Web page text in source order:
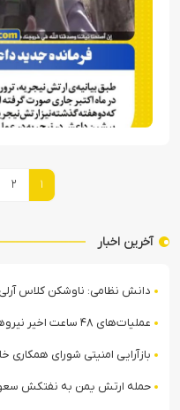
۱ ۲
آخرین اخبار
دانش نظامی: ناوشکن کلاس
عملیات‌های ۴۸ ساعت اخیر نیروهای مسلح یمن علیه ائتلاف سعودی + ویدیو
بازآرایی امنیتی شورای همکاری
حمله ارتش یمن به نفتکش